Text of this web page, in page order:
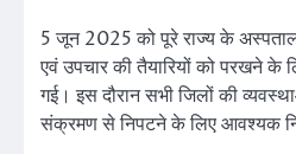
5 जून 2025 को पूरे राज्य के
एवं उपचार की तैयारियों को परखने के
गई। इस दौरान सभी जिलों की
संक्रमण से निपटने के लिए आवश्यक